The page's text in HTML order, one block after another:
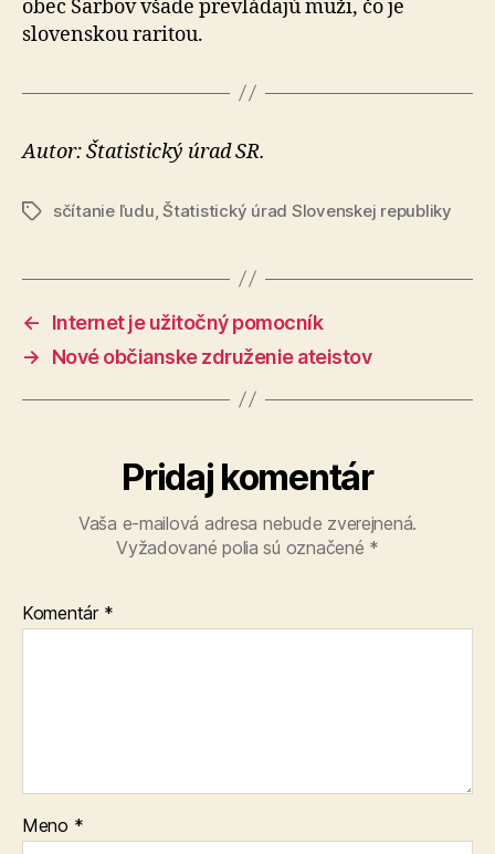
obec Šarbov všade prevládajú muži, čo je
slovenskou raritou.
Autor: Štatistický úrad SR.
Značkysčítanie ľudu ,Štatistický úrad Slovenskej republiky
←
Internet je užitočný pomocník
→
Nové občianske združenie ateistov
Pridaj komentár
Vaša e-mailová adresa nebude zverejnená.
Vyžadované polia sú označené *
Komentár *
Meno *